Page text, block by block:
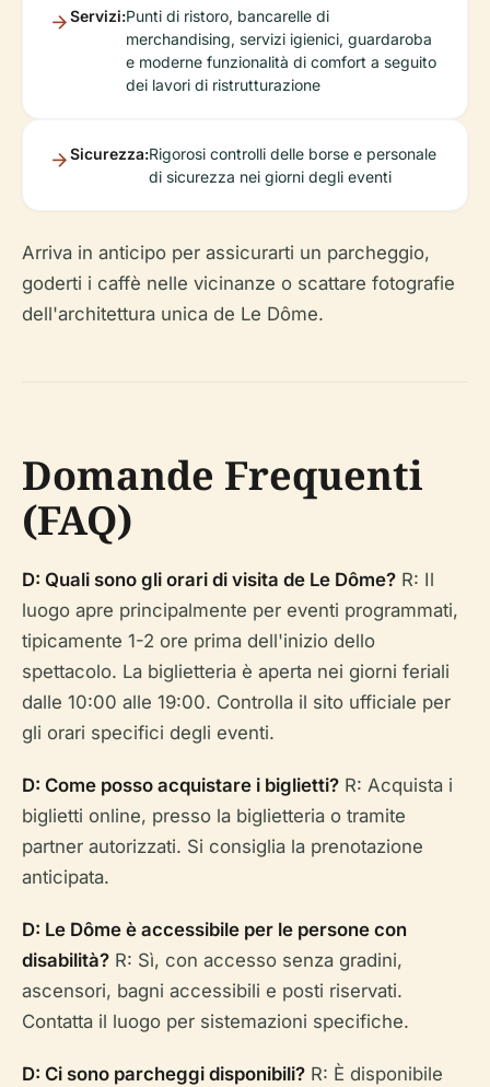
Servizi:Punti di ristoro, bancarelle di
merchandising, servizi igienici, guardaroba
e moderne funzionalità di comfort a seguito
dei lavori di ristrutturazione
Sicurezza:Rigorosi controlli delle borse e personale
di sicurezza nei giorni degli eventi
Arriva in anticipo per assicurarti un parcheggio,
goderti i caffè nelle vicinanze o scattare fotografie
dell'architettura unica de Le Dôme.
Domande Frequenti
(FAQ)
D: Quali sono gli orari di visita de Le Dôme? R: Il
luogo apre principalmente per eventi programmati,
tipicamente 1-2 ore prima dell'inizio dello
spettacolo. La biglietteria è aperta nei giorni feriali
dalle 10:00 alle 19:00. Controlla il sito ufficiale per
gli orari specifici degli eventi.
D: Come posso acquistare i biglietti? R: Acquista i
biglietti online, presso la biglietteria o tramite
partner autorizzati. Si consiglia la prenotazione
anticipata.
D: Le Dôme è accessibile per le persone con
disabilità? R: Sì, con accesso senza gradini,
ascensori, bagni accessibili e posti riservati.
Contatta il luogo per sistemazioni specifiche.
D: Ci sono parcheggi disponibili? R: È disponibile